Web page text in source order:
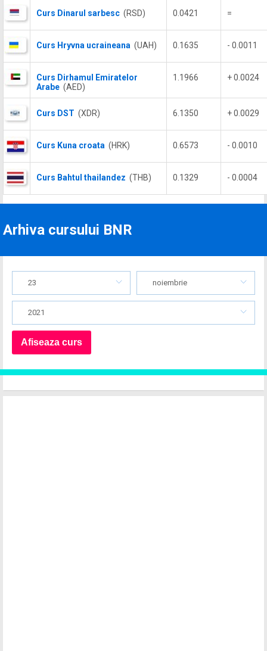
Curs Dinarul sarbesc (RSD) 0.0421 =
Curs Hryvna ucraineana (UAH) 0.1635 - 0.0011
Curs Dirhamul Emiratelor
Arabe (AED)
1.1966 + 0.0024
Curs DST (XDR) 6.1350 + 0.0029
Curs Kuna croata (HRK) 0.6573 - 0.0010
Curs Bahtul thailandez (THB) 0.1329 - 0.0004
Arhiva cursului BNR
23 noiembrie
2021